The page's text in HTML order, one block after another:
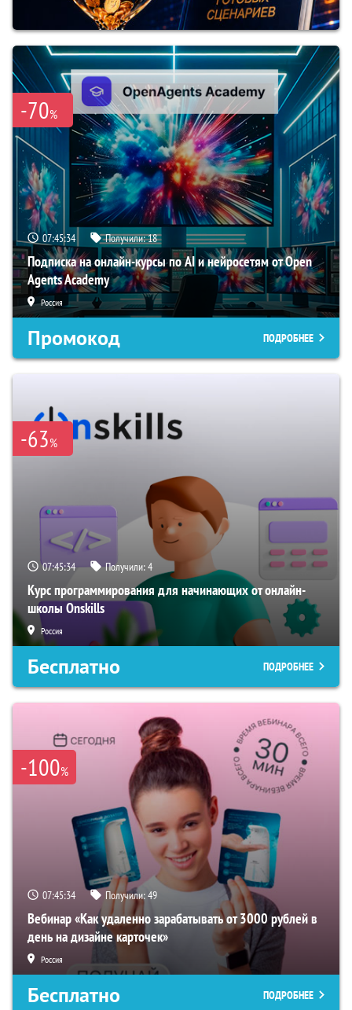
-70%
07:45:33 Получили:18
Подписка на онлайн-курсы по AI и нейросетям от Open
Agents Academy
Россия
Промокод ПОДРОБНЕЕ
-63%
07:45:33 Получили:4
Курс программирования для начинающих от онлайн-
школы Onskills
Россия
Бесплатно ПОДРОБНЕЕ
-100%
07:45:33 Получили:49
Вебинар «Как удаленно зарабатывать от 3000 рублей в
день на дизайне карточек»
Россия
Бесплатно ПОДРОБНЕЕ